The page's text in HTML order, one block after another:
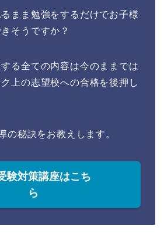
まま勉強をするだけでお子様
そうですか？
る全ての内容は今のままでは
上の志望校への合格を後押し
の秘訣をお教えします。
験対策講座はこち
ら